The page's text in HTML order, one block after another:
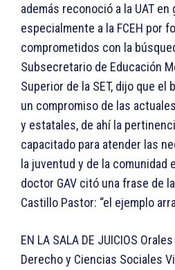
además reconoció a la UAT en
especialmente a la FCEH por
comprometidos con la
Subsecretario de Educación
Superior de la SET, dijo que
un compromiso de las
y estatales, de ahí la
capacitado para atender las
la juventud y de la comunidad
doctor GAV citó una frase de
Castillo Pastor: “el ejemplo
EN LA SALA DE JUICIOS
Derecho y Ciencias Sociales